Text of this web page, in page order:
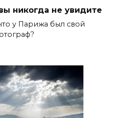
никогда не увидите
у Парижа был свой